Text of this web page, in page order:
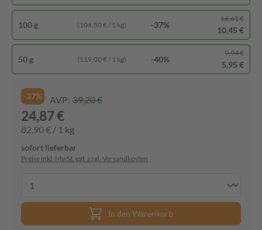
100 g (104,50 € / 1 kg) -37%
16,61 €
10,45 €
50 g (119,00 € / 1 kg) -40%
9,94 €
5,95 €
-37% AVP: 39,20 €
24,87 €
82,90 € / 1 kg
sofort lieferbar
Preise inkl. MwSt. ggf. zzgl. Versandkosten
In den Warenkorb